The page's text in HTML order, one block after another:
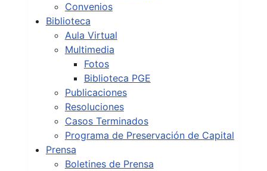
Convenios
Biblioteca
Aula Virtual
Multimedia
Fotos
Biblioteca PGE
Publicaciones
Resoluciones
Casos Terminados
Programa de Preservación de Capital
Prensa
Boletines de Prensa